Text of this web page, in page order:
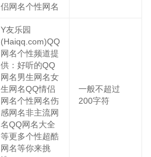
侣网名个性网名
Y友乐园
(Haiqq.com)QQ
网名个性频道提
供：好听的QQ
网名男生网名女
生网名QQ情侣
网名个性网名伤
感网名非主流网
名QQ网名大全
等更多个性超酷
网名等你来挑
一般不超过
200字符